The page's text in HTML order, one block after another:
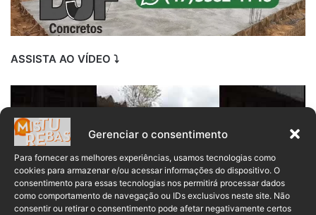
Gerenciar o consentimento
Para fornecer as melhores experiências, usamos tecnologias como
cookies para armazenar e/ou acessar informações do dispositivo. O
consentimento para essas tecnologias nos permitirá processar dados
como comportamento de navegação ou IDs exclusivos neste site. Não
consentir ou retirar o consentimento pode afetar negativamente certos
ASSISTA AO VÍDEO ⤵️